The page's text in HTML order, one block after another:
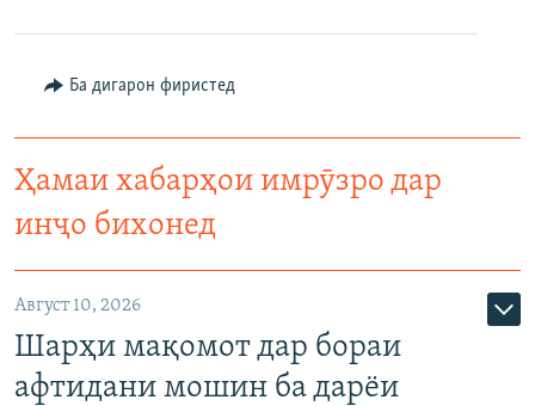
Ба дигарон фиристед
Ҳамаи хабарҳои имрӯзро дар
инҷо бихонед
Август 10, 2026
Шарҳи мақомот дар бораи
афтидани мошин ба дарёи